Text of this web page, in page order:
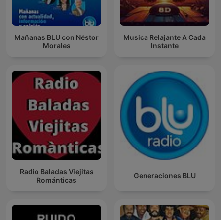
Mañanas BLU con Néstor
Morales
Musica Relajante A Cada
Instante
Radio Baladas Viejitas
Románticas
Generaciones BLU